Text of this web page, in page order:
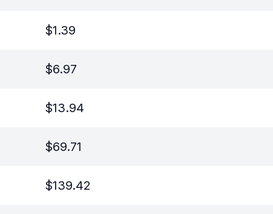
$1.39
$6.97
$13.94
$69.71
$139.42